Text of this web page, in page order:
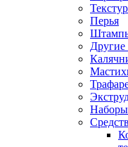
Перья
Другие
Наборы